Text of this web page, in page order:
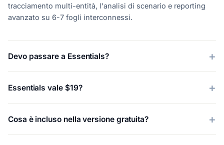
tracciamento multi-entità, l'analisi di scenario e reporting
avanzato su 6-7 fogli interconnessi.
Devo passare a Essentials?
Essentials vale $19?
Cosa è incluso nella versione gratuita?